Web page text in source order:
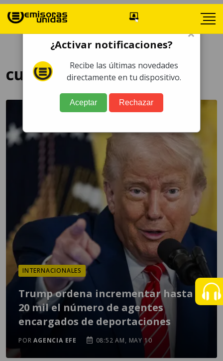
cumplimiento
INTERNACIONALES
Trump ordena incrementar hasta
20 mil el número de agentes
encargados de deportaciones
PORAGENCIA EFE 08:52 AM, MAY 10
×
¿Activar notificaciones?
Recibe las últimas novedades
directamente en tu dispositivo.
Aceptar Rechazar